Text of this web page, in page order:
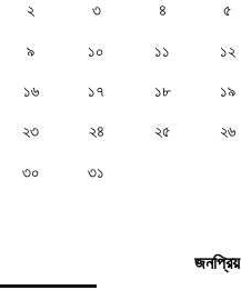
২ ৩ ৪ ৫
৯ ১০ ১১ ১২
১৬ ১৭ ১৮ ১৯
২৩ ২৪ ২৫ ২৬
৩০ ৩১
জনপ্রিয়